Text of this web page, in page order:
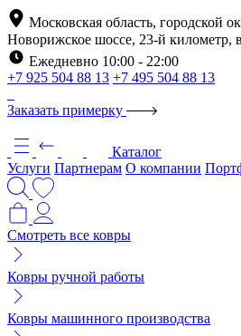
Московская область, городской
Новорижское шоссе, 23-й километр,
Ежедневно 10:00 - 22:00
+7 925 504 88 13 +7 495 504 88 13
Заказать примерку
Каталог
Услуги Партнерам О компании
Смотреть все ковры
Ковры ручной работы
Ковры машинного производства